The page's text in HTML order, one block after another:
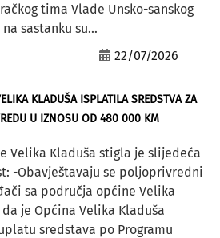
tima Vlade Unsko-sanskog
sastanku su...
22/07/2026
KLADUŠA ISPLATILA SREDSTVA ZA
U IZNOSU OD 480 000 KM
Velika Kladuša stigla je slijedeća
-Obavještavaju se poljoprivredni
sa područja općine Velika
da je Općina Velika Kladuša
sredstava po Programu